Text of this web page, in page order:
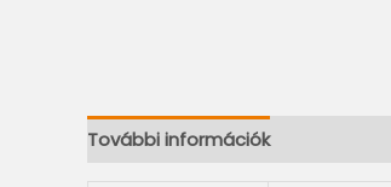
További információk